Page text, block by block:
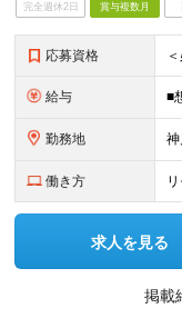
完全週休2日 賞与複数月
応募資格
給与
勤務地
働き方
求人を見る
掲載